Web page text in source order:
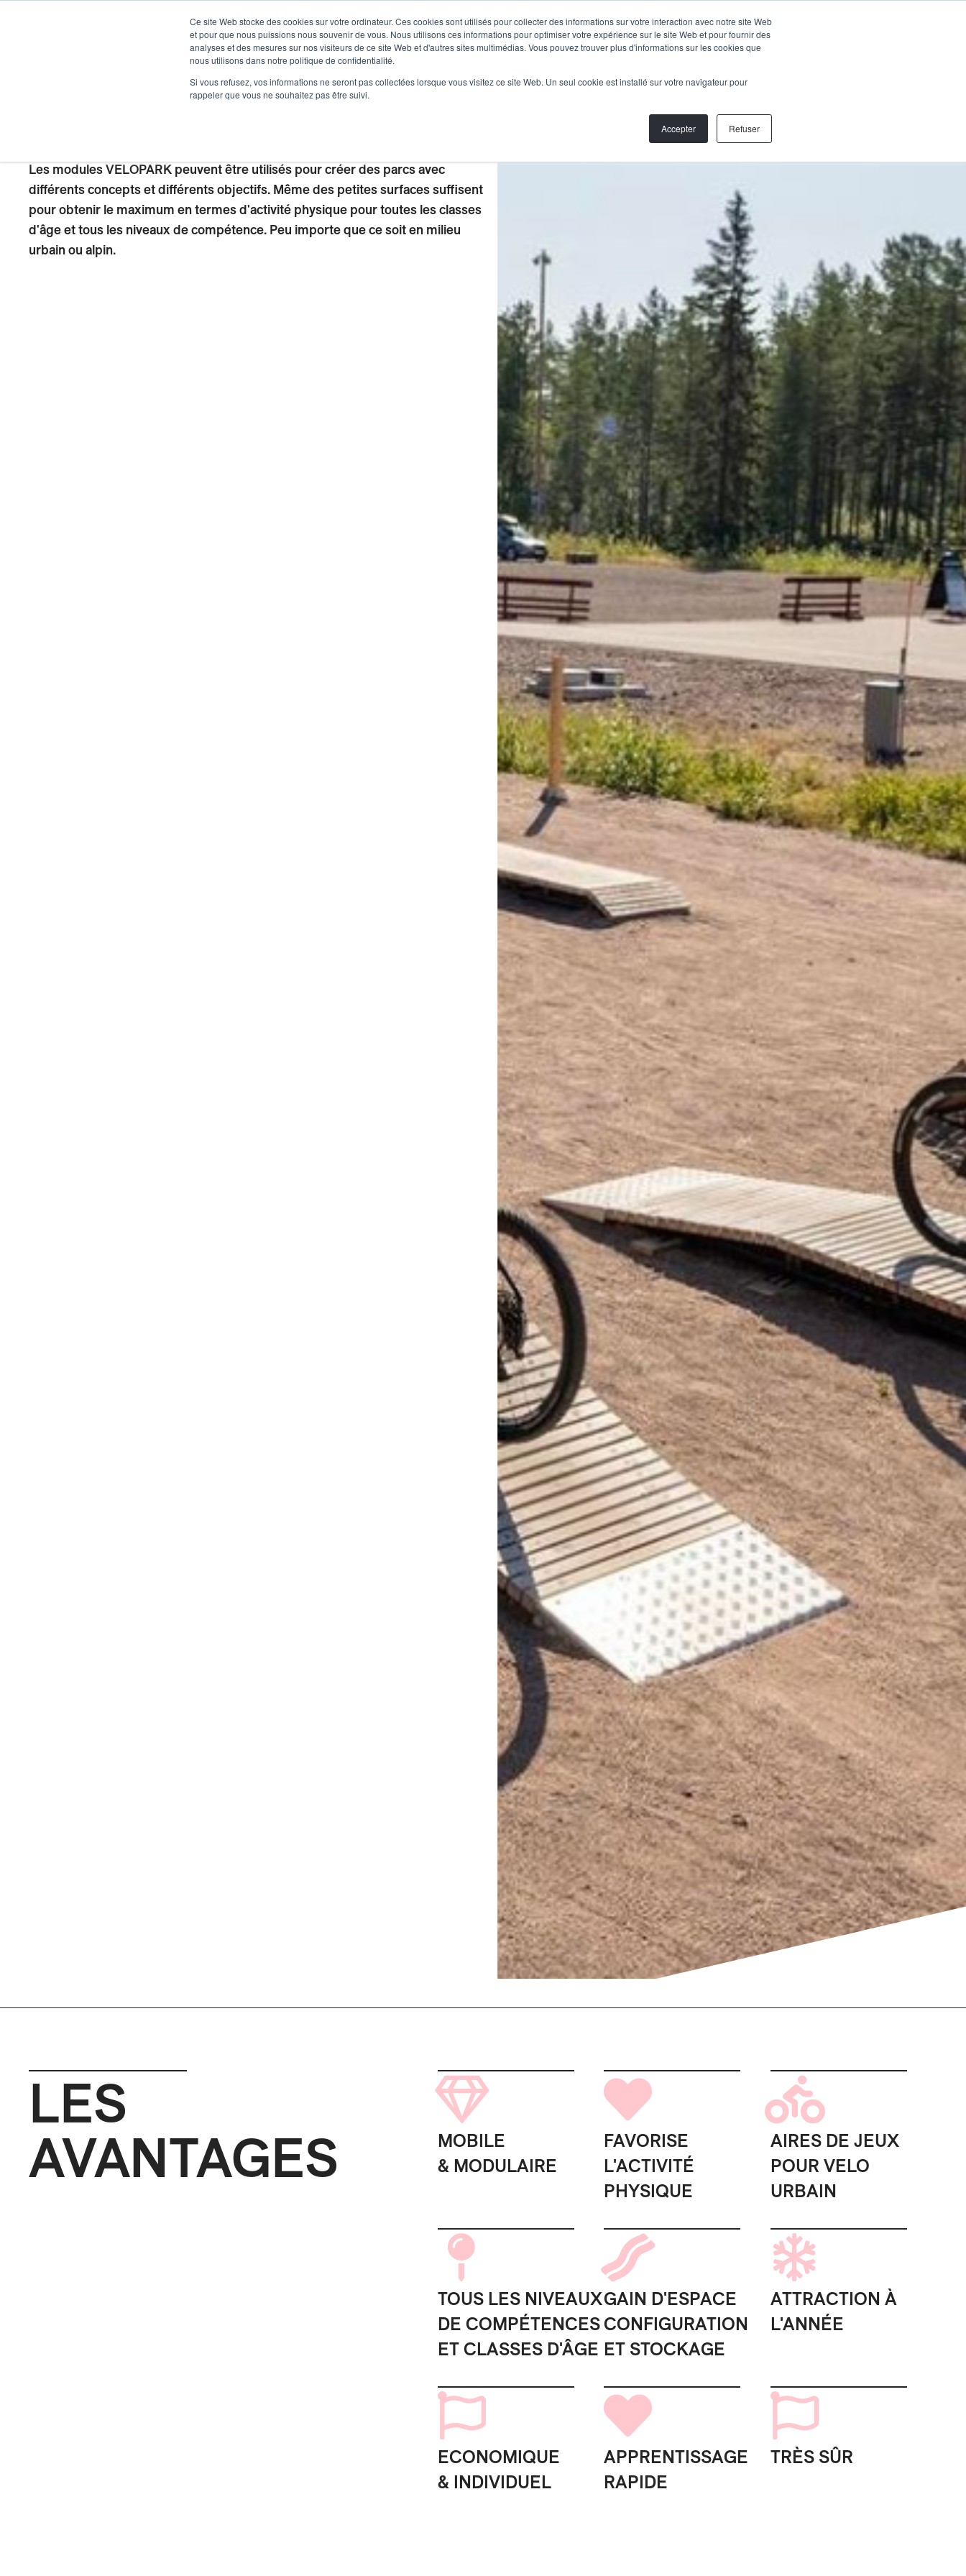
Ce site Web stocke des cookies sur votre ordinateur. Ces cookies sont utilisés pour collecter des informations sur votre interaction avec notre site Web
et pour que nous puissions nous souvenir de vous. Nous utilisons ces informations pour optimiser votre expérience sur le site Web et pour fournir des
analyses et des mesures sur nos visiteurs de ce site Web et d'autres sites multimédias. Vous pouvez trouver plus d'informations sur les cookies que
nous utilisons dans notre politique de confidentialité.
Si vous refusez, vos informations ne seront pas collectées lorsque vous visitez ce site Web. Un seul cookie est installé sur votre navigateur pour
rappeler que vous ne souhaitez pas être suivi.
Accepter Refuser
DÉVELOPPEMENT PLANIFICATION CONSTRUCTION
CONNAISSANCES
PRODUITS
À PROPOS
Les modules VELOPARK peuvent être utilisés pour créer des parcs avec
différents concepts et différents objectifs. Même des petites surfaces suffisent
pour obtenir le maximum en termes d'activité physique pour toutes les classes
d'âge et tous les niveaux de compétence. Peu importe que ce soit en milieu
urbain ou alpin.
LES
AVANTAGES
MOBILE
& MODULAIRE
FAVORISE
L'ACTIVITÉ
PHYSIQUE
AIRES DE JEUX
POUR VELO
URBAIN
TOUS LES NIVEAUX
DE COMPÉTENCES
ET CLASSES D'ÂGE
GAIN D'ESPACE
CONFIGURATION
ET STOCKAGE
ATTRACTION À
L'ANNÉE
ECONOMIQUE
& INDIVIDUEL
APPRENTISSAGE
RAPIDE
TRÈS SÛR